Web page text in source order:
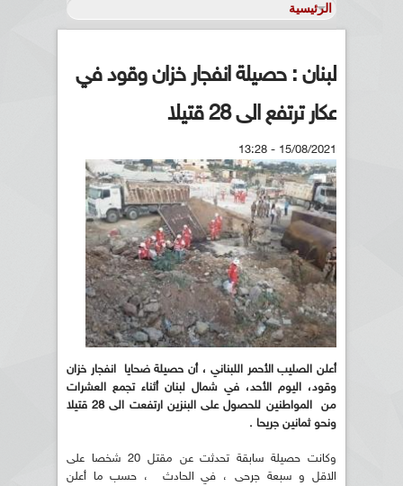
لبنان : حصيلة انفجار خزان وقود في
عكار ترتفع الى 28 قتيلا
15/08/2021 - 13:28
أعلن الصليب الأحمر اللبناني ، أن حصيلة ضحايا انفجار خزان
وقود، اليوم الأحد، في شمال لبنان أثناء تجمع العشرات
من المواطنين للحصول على البنزين ارتفعت الى 28 قتيلا
ونحو ثمانين جريحا .
وكانت حصيلة سابقة تحدثت عن مقتل 20 شخصا على
الاقل و سبعة جرحى ، في الحادث ، حسب ما أعلن